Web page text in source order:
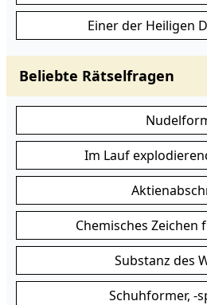
Einer der Heiligen
Beliebte Rätselfragen
Im Lauf
Chemisches Zeichen
Substanz des
Schuhformer, -